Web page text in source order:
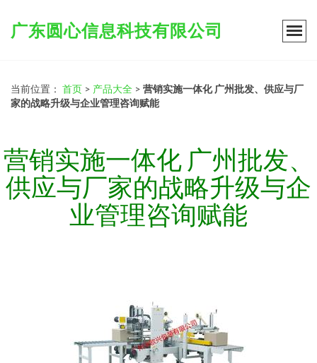
广东圆心信息科技有限公司
当前位置： 首页 > 产品大全 > 营销实施一体化 广州批发、供应与厂
家的战略升级与企业管理咨询赋能
营销实施一体化 广州批发、
供应与厂家的战略升级与企
业管理咨询赋能